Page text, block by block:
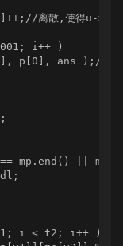
离散,使得u->ans
i++ )
p[0], ans );//计算
mp.end() ||
i < t2; i++ ) {